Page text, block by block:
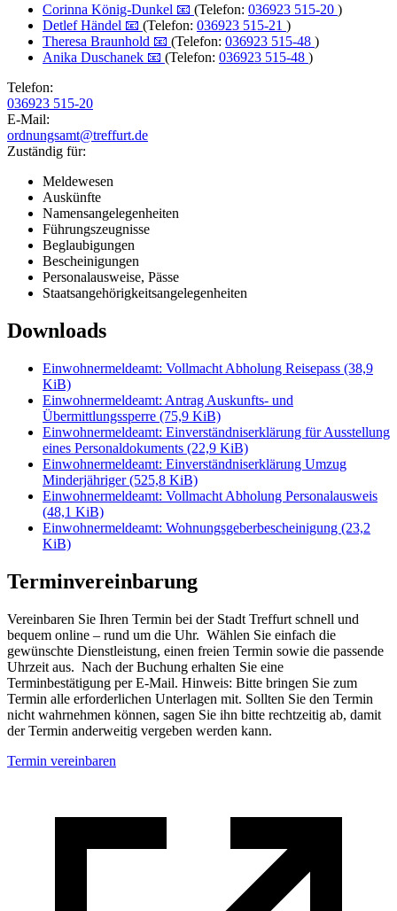
Corinna König-Dunkel 📧 (Telefon: 036923 515-20 )
Detlef Händel 📧 (Telefon: 036923 515-21 )
Theresa Braunhold 📧 (Telefon: 036923 515-48 )
Anika Duschanek 📧 (Telefon: 036923 515-48 )
Telefon:
036923 515-20
E-Mail:
ordnungsamt@treffurt.de
Zuständig für:
Meldewesen
Auskünfte
Namensangelegenheiten
Führungszeugnisse
Beglaubigungen
Bescheinigungen
Personalausweise, Pässe
Staatsangehörigkeitsangelegenheiten
Downloads
Einwohnermeldeamt: Vollmacht Abholung Reisepass (38,9
KiB)
Einwohnermeldeamt: Antrag Auskunfts- und
Übermittlungssperre (75,9 KiB)
Einwohnermeldeamt: Einverständniserklärung für Ausstellung
eines Personaldokuments (22,9 KiB)
Einwohnermeldeamt: Einverständniserklärung Umzug
Minderjähriger(525,8 KiB)
Einwohnermeldeamt: Vollmacht Abholung Personalausweis
(48,1 KiB)
Einwohnermeldeamt: Wohnungsgeberbescheinigung (23,2
KiB)
Terminvereinbarung
Vereinbaren Sie Ihren Termin bei der Stadt Treffurt schnell und
bequem online – rund um die Uhr. Wählen Sie einfach die
gewünschte Dienstleistung, einen freien Termin sowie die passende
Uhrzeit aus. Nach der Buchung erhalten Sie eine
Terminbestätigung per E-Mail. Hinweis: Bitte bringen Sie zum
Termin alle erforderlichen Unterlagen mit. Sollten Sie den Termin
nicht wahrnehmen können, sagen Sie ihn bitte rechtzeitig ab, damit
der Termin anderweitig vergeben werden kann.
Termin vereinbaren